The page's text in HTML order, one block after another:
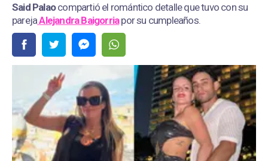
Said Palaocompartió el romántico detalle que tuvo con su
parejaAlejandra Baigorriapor su cumpleaños.